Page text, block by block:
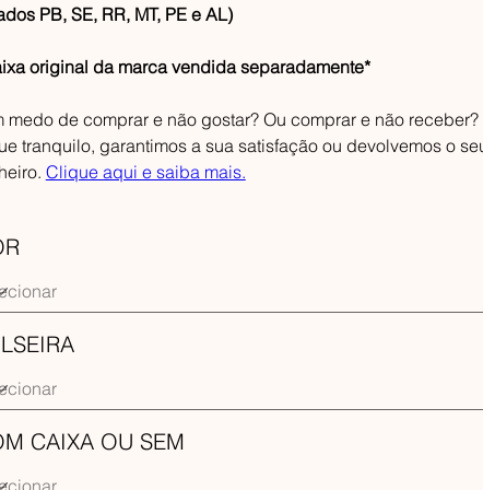
PB, SE, RR, MT, PE e AL)
original da marca vendida separadamente*
medo de comprar e não gostar? Ou comprar e não receber?
tranquilo, garantimos a sua satisfação ou devolvemos o
Clique aqui e saiba mais.
CAIXA OU SEM